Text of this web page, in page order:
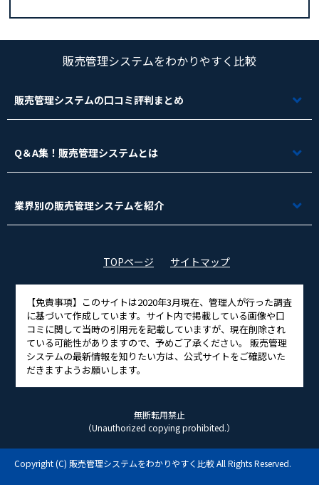
販売管理システムをわかりやすく比較
販売管理システムの口コミ評判まとめ
Q＆A集！販売管理システムとは
業界別の販売管理システムを紹介
TOPページ サイトマップ
【免責事項】 このサイトは2020年3月現在、管理人が行った調査
に基づいて作成しています。サイト内で掲載している画像や口
コミに関して当時の引用元を記載していますが、現在削除され
ている可能性がありますので、予めご了承ください。 販売管理
システムの最新情報を知りたい方は、公式サイトをご確認いた
だきますようお願いします。
無断転用禁止
（Unauthorized copying prohibited.）
Copyright (C) 販売管理システムをわかりやすく比較All Rights Reserved.